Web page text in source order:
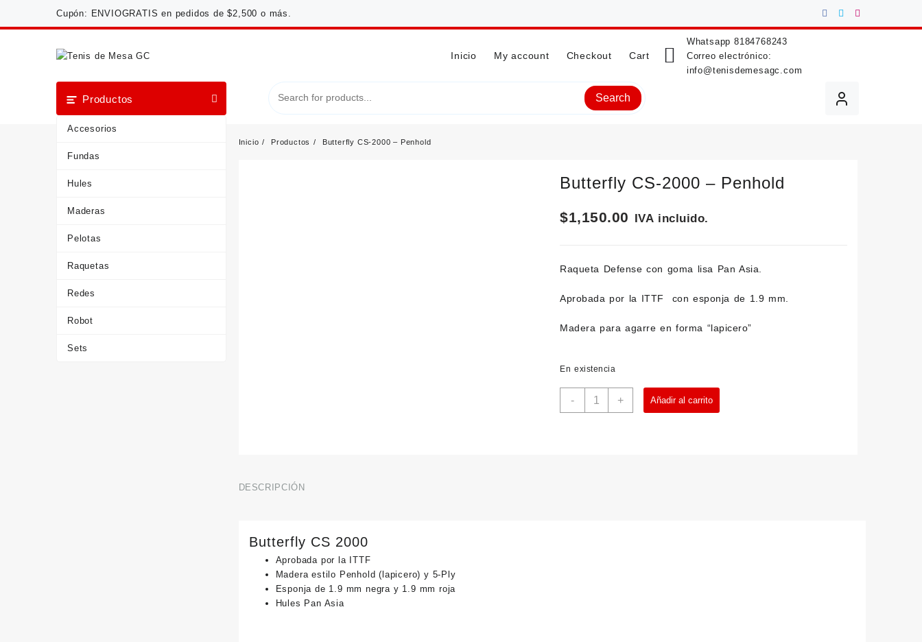
Cupón: ENVIOGRATIS en pedidos de $2,500 o más.
Inicio My account Checkout Cart
Whatsapp 8184768243
Correo electrónico:
info@tenisdemesagc.com
Productos
Accesorios
Fundas
Hules
Maderas
Pelotas
Raquetas
Redes
Robot
Sets
Search
Inicio Productos Butterfly CS-2000 – Penhold
Butterfly CS-2000 – Penhold
$1,150.00 IVA incluido.
Raqueta Defense con goma lisa Pan Asia.
Aprobada por la ITTF con esponja de 1.9 mm.
Madera para agarre en forma “lapicero”
En existencia
-
Butterfly+ Añadir al carrito
DESCRIPCIÓN
Butterfly CS 2000
Aprobada por la ITTF
Madera estilo Penhold (lapicero) y 5-Ply
Esponja de 1.9 mm negra y 1.9 mm roja
Hules Pan Asia